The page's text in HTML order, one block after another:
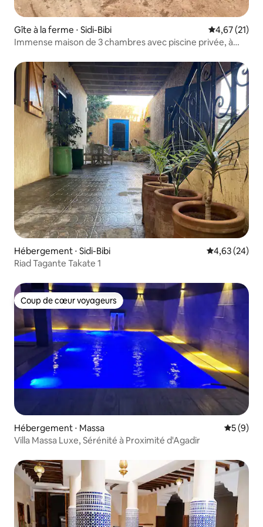
Gîte à la ferme ⋅ Sidi-Bibi Évaluation
4,67 (21)
Immense maison de 3 chambres avec piscine privée, à
Hébergement ⋅ Sidi-Bibi Évaluation
4,63 (24)
Riad Tagante Takate 1
Coup de cœur voyageurs
Coup de cœur voyageurs
Hébergement ⋅ Massa
5 (9)
Villa Massa Luxe, Sérénité à Proximité d'Agadir